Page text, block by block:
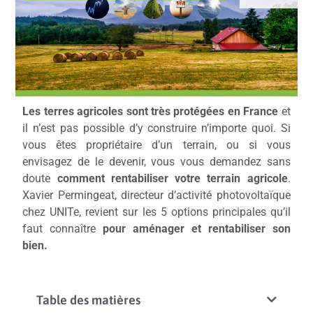
Les terres agricoles sont très protégées en France et
il n’est pas possible d’y construire n’importe quoi. Si
vous êtes propriétaire d’un terrain, ou si vous
envisagez de le devenir, vous vous demandez sans
doute comment rentabiliser votre terrain agricole.
Xavier Permingeat, directeur d’activité photovoltaïque
chez UNITe, revient sur les 5 options principales qu’il
faut connaître pour aménager et rentabiliser son
bien.
Table des matières